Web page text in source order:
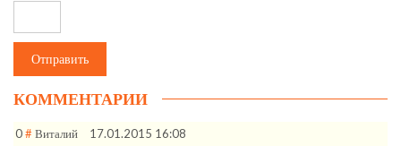
Отправить
КОММЕНТАРИИ
0# Виталий 17.01.2015 16:08